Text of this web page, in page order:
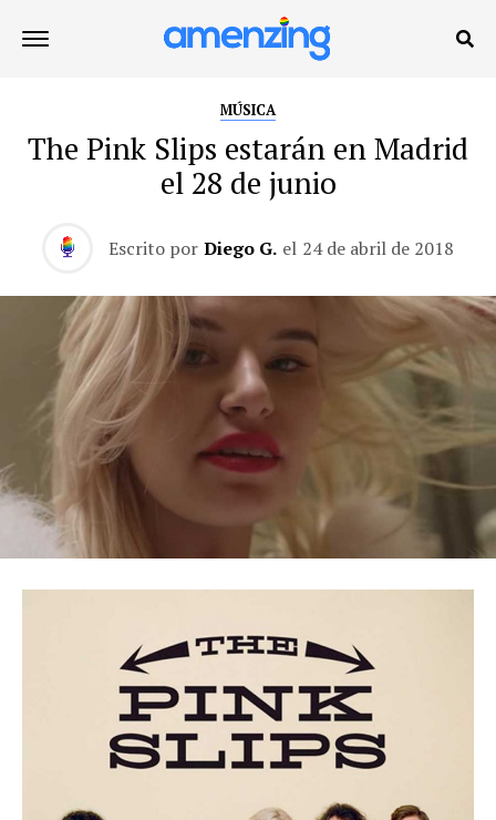
MÚSICA
The Pink Slips estarán en Madrid
el 28 de junio
Escrito por Diego G. el 24 de abril de 2018